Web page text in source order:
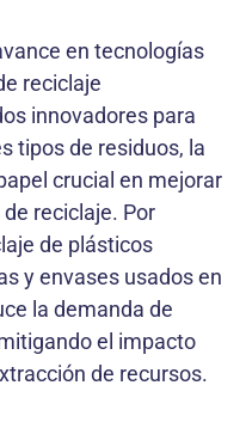
en tecnologías
reciclaje
innovadores para
tipos de residuos, la
crucial en mejorar
reciclaje. Por
de plásticos
y envases usados en
la demanda de
el impacto
de recursos.